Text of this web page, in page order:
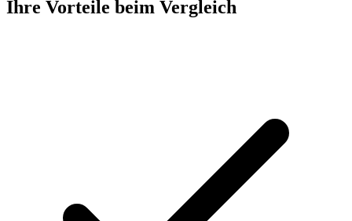
Ihre Vorteile beim Vergleich